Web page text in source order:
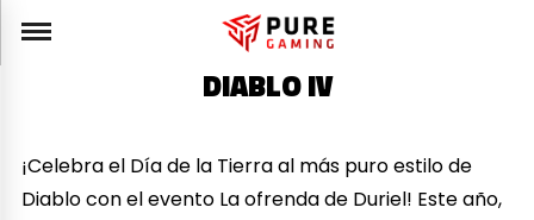
DIABLO IV
¡Celebra el Día de la Tierra al más puro estilo de
Diablo con el evento La ofrenda de Duriel! Este año,